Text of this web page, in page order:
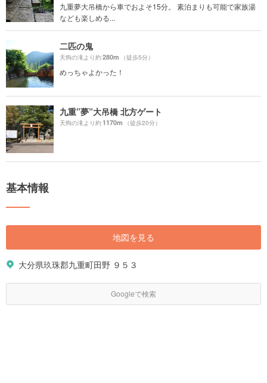
九重夢大吊橋から車でおよそ15分。 素泊まりも可能で家族湯
なども楽しめる...
二匹の鬼
天狗の滝より約280m （徒歩5分）
めっちゃよかった！
九重”夢”大吊橋 北方ゲート
天狗の滝より約1170m （徒歩20分）
基本情報
地図を見る
大分県玖珠郡九重町田野 ９５３
Googleで検索